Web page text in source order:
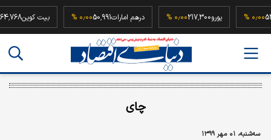
۰٫۰۰ % یورو217,300۰٫۰۰ % درهم امارات50,991۰٫۰۰ % بیت کوین
چای
سه‌شنبه، ۰۱ مهر ۱۳۹۹